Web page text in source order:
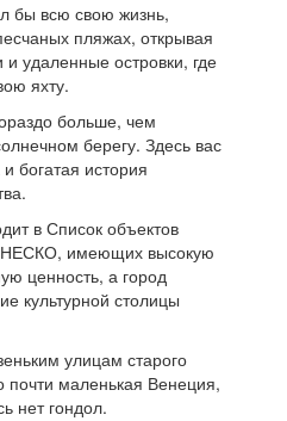
бы всю свою жизнь,
пляжах, открывая
удаленные островки, где
яхту.
больше, чем
берегу. Здесь вас
и богатая история
в Список объектов
имеющих высокую
ценность, а город
культурной столицы
улицам старого
маленькая Венеция,
нет гондол.